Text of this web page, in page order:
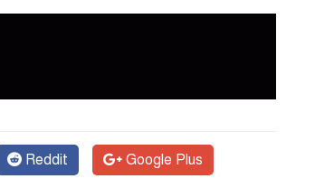
Reddit Google Plus